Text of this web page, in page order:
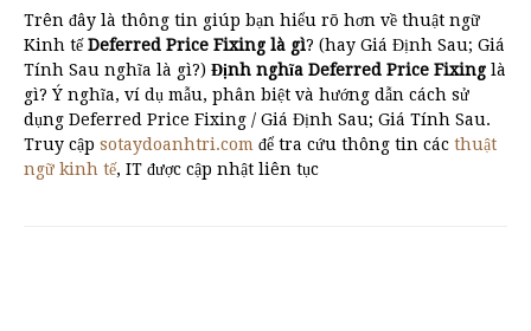
Trên đây là thông tin giúp bạn hiểu rõ hơn về thuật ngữ
Kinh tếDeferred Price Fixing là gì? (hay Giá Định Sau; Giá
Tính Sau nghĩa là gì?) Định nghĩa Deferred Price Fixing là
gì? Ý nghĩa, ví dụ mẫu, phân biệt và hướng dẫn cách sử
dụng Deferred Price Fixing / Giá Định Sau; Giá Tính Sau.
Truy cập sotaydoanhtri.com để tra cứu thông tin các thuật
ngữ kinh tế, IT được cập nhật liên tục